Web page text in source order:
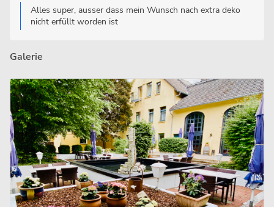
Alles super, ausser dass mein Wunsch nach extra deko
nicht erfüllt worden ist
Galerie